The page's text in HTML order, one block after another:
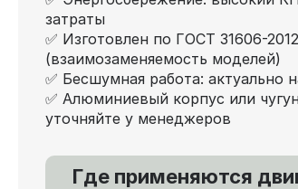
затраты
✅ Изготовлен по ГОСТ 31606-
(взаимозаменяемость моделей)
✅ Бесшумная работа: актуально
✅ Алюминиевый корпус или
уточняйте у менеджеров
Где применяются